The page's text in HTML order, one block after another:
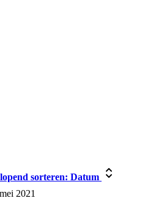
sorteren: Datum
2021